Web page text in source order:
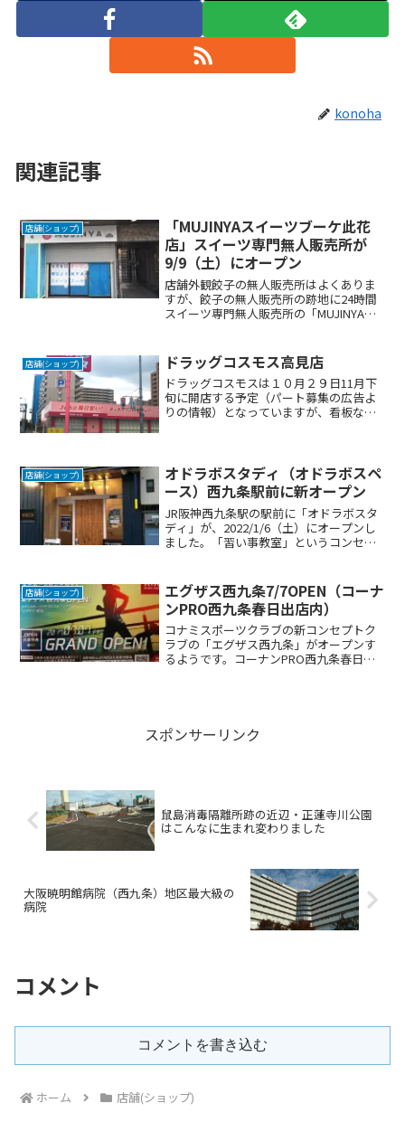
konoha
関連記事
店舗(ショップ)
「MUJINYAスイーツブーケ此花
店」スイーツ専門無人販売所が
9/9（土）にオープン
店舗外観餃子の無人販売所はよくありま
すが、餃子の無人販売所の跡地に24時間
スイーツ専門無人販売所の「MUJINYAス
オープン前の店舗外観です。アクセス住
所：〒554-0...
店舗(ショップ) ドラッグコスモス高見店
ドラッグコスモスは１０月２９日11月下
旬に開店する予定（パート募集の広告よ
りの情報）となっていますが、看板など
では多くあるようです。...
店舗(ショップ)
オドラボスタディ（オドラボスペ
ース）西九条駅前に新オープン
JR阪神西九条駅の駅前に「オドラボスタ
ディ」が、2022/1/6（土）にオープンし
ました。「習い事教室」というコンセプ
剣に学べる施設とのことです。詳しくは
以下URL（F...
店舗(ショップ)
エグザス西九条7/7OPEN（コーナ
ンPRO西九条春日出店内）
コナミスポーツクラブの新コンセプトク
ラブの「エグザス西九条」がオープンす
るようです。コーナンPRO西九条春日出
スポンサーリンク
鼠島消毒隔離所跡の近辺・正蓮寺川公園
はこんなに生まれ変わりました
大阪暁明館病院（西九条）地区最大級の
病院
コメント
コメントを書き込む
ホーム 店舗(ショップ)